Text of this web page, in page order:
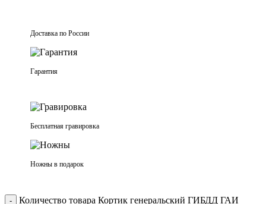
Доставка по России
Гарантия
Бесплатная гравировка
Ножны в подарок
Количество товара Кортик генеральский ГИБДД ГАИ